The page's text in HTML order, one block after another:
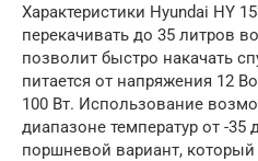
Характеристики Hyundai HY
перекачивать до 35 литров
позволит быстро накачать
питается от напряжения 12
100 Вт. Использование
диапазоне температур от -35
поршневой вариант, который